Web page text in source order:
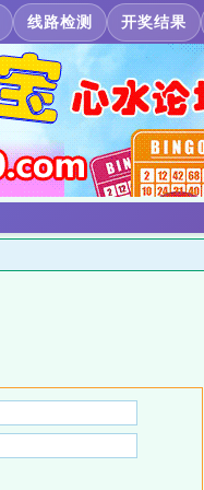
线路检测 开奖结果